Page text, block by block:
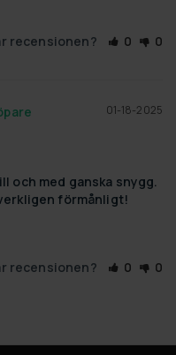
recensionen? 0 0
01-18-2025
och med ganska snygg.
förmånligt!
recensionen? 0 0